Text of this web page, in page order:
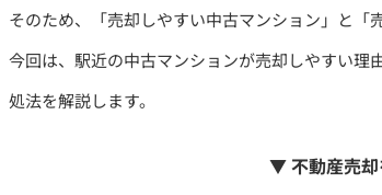
そのため、「売却しやすい中古マンション」と「
今回は、駅近の中古マンションが売却しやすい
処法を解説します。
▼ 不動産売